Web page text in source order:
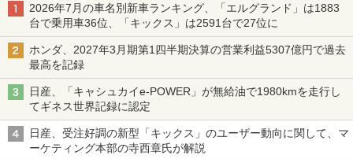
2026年7月の車名別新車ランキング、「エルグランド」は1883
台で乗用車36位、「キックス」は2591台で27位に
ホンダ、2027年3月期第1四半期決算の営業利益5307億円で過去
最高を記録
日産、「キャシュカイe-POWER」が無給油で1980kmを走行し
てギネス世界記録に認定
日産、受注好調の新型「キックス」のユーザー動向に関して、マ
ーケティング本部の寺西章氏が解説